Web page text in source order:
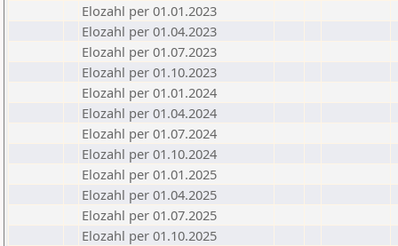
Elozahl per 01.01.2023
Elozahl per 01.04.2023
Elozahl per 01.07.2023
Elozahl per 01.10.2023
Elozahl per 01.01.2024
Elozahl per 01.04.2024
Elozahl per 01.07.2024
Elozahl per 01.10.2024
Elozahl per 01.01.2025
Elozahl per 01.04.2025
Elozahl per 01.07.2025
Elozahl per 01.10.2025